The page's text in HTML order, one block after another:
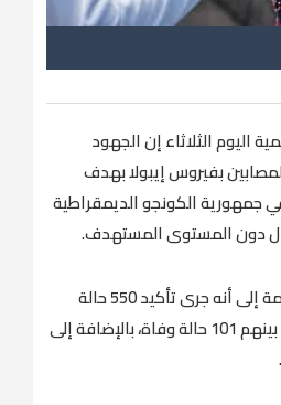
اليوم الثلاثاء إن الجهود
بفيروس إيبولا ​بهدف
جمهورية الكونجو الديمقراطية
دون المستوى المستهدف.
وتشير أحدث بيانات المنظمة إلى أنه جرى تأكيد 550 حالة
إصابة بفيروس إيبولا، من بينهم 101 حالة وفاة، بالإضافة إلى